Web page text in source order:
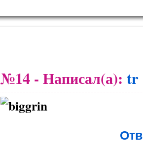
№14 - Написал(а): tr